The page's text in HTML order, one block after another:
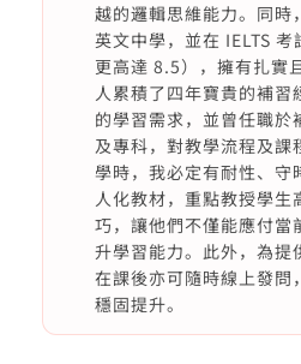
越的邏輯思維能力。同
英文中學，並在 IELTS
更高達 8.5），擁有扎實
人累積了四年寶貴的補習
的學習需求，並曾任職於
及專科，對教學流程及課
學時，我必定有耐性、守
人化教材，重點教授學生
巧，讓他們不僅能應付當
升學習能力。此外，為提
在課後亦可隨時線上發問
穩固提升。